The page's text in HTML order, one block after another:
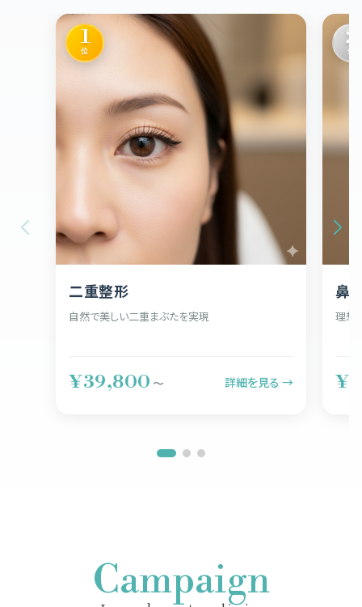
1
位
二重整形
自然で美しい二重まぶたを実現
¥39,800 〜 詳細を見る →
2
位
鼻
理想
Campaign